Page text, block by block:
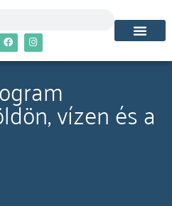
vízen és a